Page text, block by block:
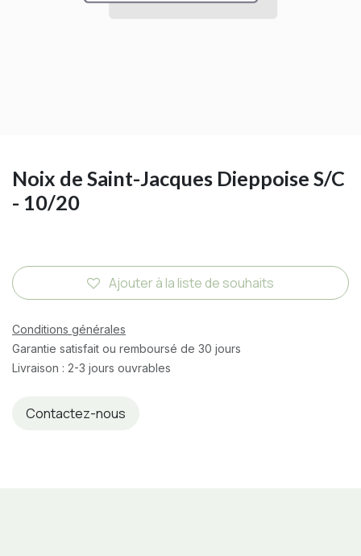
Noix de Saint-Jacques Dieppoise S/C
- 10/20
Ajouter à la liste de souhaits
Conditions générales
Garantie satisfait ou remboursé de 30 jours
Livraison : 2-3 jours ouvrables
Contactez-nous